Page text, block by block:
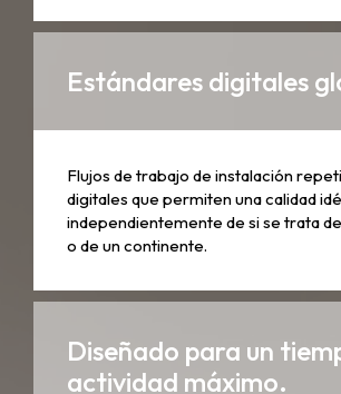
Estándares digitales
Flujos de trabajo de instalación
digitales que permiten una calidad
independientemente de si se trata
o de un continente.
Diseñado para un
actividad máximo.